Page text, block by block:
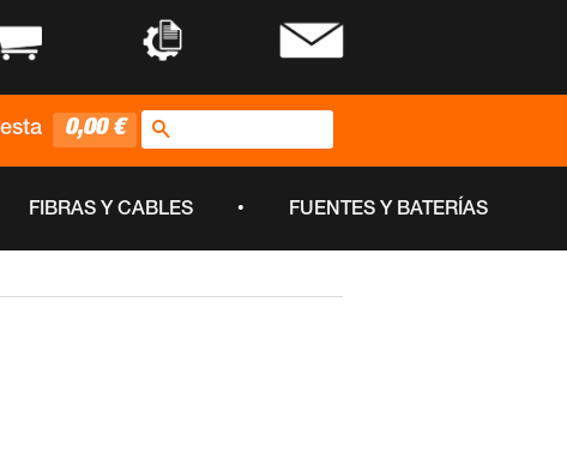
0,00 €
FIBRAS Y CABLES • FUENTES Y BATERÍAS